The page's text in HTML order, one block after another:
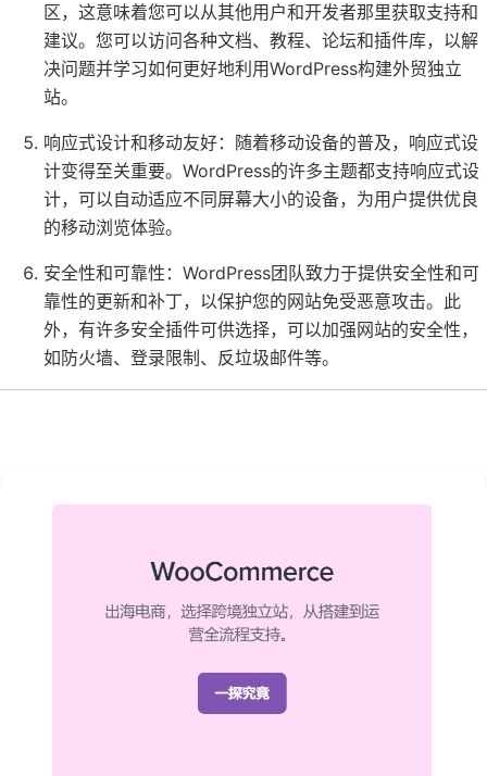
区，这意味着您可以从其他用户和开发者那里获取支持和
建议。您可以访问各种文档、教程、论坛和插件库，以解
决问题并学习如何更好地利用WordPress构建外贸独立
站。
响应式设计和移动友好：随着移动设备的普及，响应式设
计变得至关重要。WordPress的许多主题都支持响应式设
计，可以自动适应不同屏幕大小的设备，为用户提供优良
的移动浏览体验。
安全性和可靠性：WordPress团队致力于提供安全性和可
靠性的更新和补丁，以保护您的网站免受恶意攻击。此
外，有许多安全插件可供选择，可以加强网站的安全性，
如防火墙、登录限制、反垃圾邮件等。